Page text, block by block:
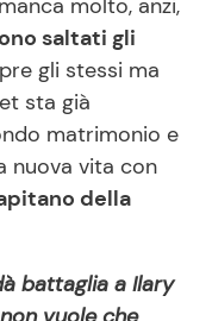
molto, anzi,
saltati gli
gli stessi ma
sta già
matrimonio e
nuova vita con
della
battaglia a Ilary